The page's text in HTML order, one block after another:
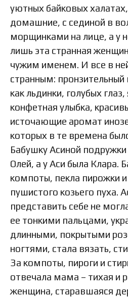
уютных байковых
домашние, с сединой в
морщинками на лице, а у
лишь эта странная
чужим именем. И все в
странным:
как льдинки, голубых
конфетная улыбка,
источающие аромат
которых в те времена
Бабушку Асиной
Олей, а у Аси была Клара.
компоты, пекла пирожки и
пушистого козьего пуха.
представить себе не
ее тонкими пальцами,
длинными, покрытыми
ногтями, стала вязать,
За компоты, пироги и
отвечала мама – тихая и
женщина, старавшаяся